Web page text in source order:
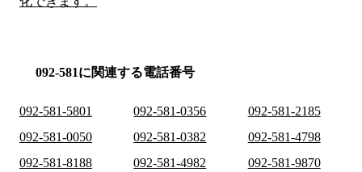
092-581に関連する電話番号
092-581-5801 092-581-0356
092-581-2185
092-581-0050
092-581-0382
092-581-4798
092-581-8188
092-581-4982
092-581-9870